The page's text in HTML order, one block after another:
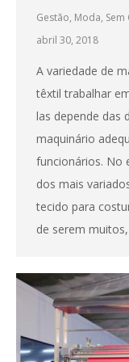
Gestão, Moda, Sem
abril 30, 2018
A variedade de
têxtil trabalhar
las depende das
maquinário
funcionários. No
dos mais
tecido para
de serem